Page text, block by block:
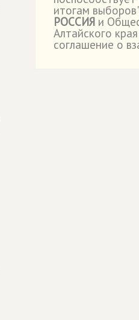
итогам
РОССИЯ и
Алтайского
соглашение о